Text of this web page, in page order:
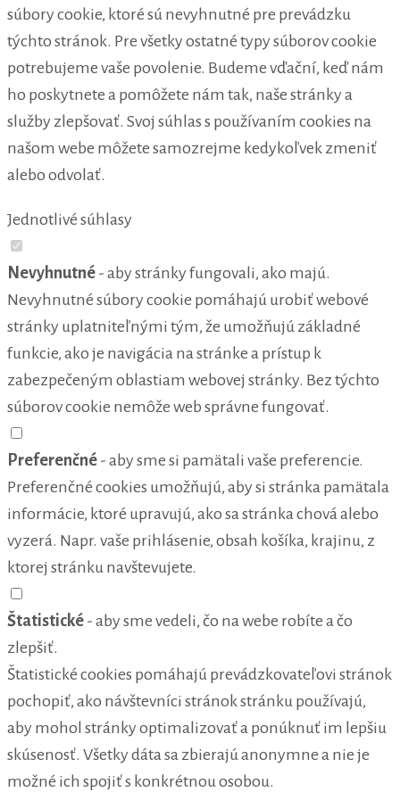
súbory cookie, ktoré sú nevyhnutné pre prevádzku
týchto stránok. Pre všetky ostatné typy súborov cookie
potrebujeme vaše povolenie. Budeme vďační, keď nám
ho poskytnete a pomôžete nám tak, naše stránky a
služby zlepšovať. Svoj súhlas s používaním cookies na
našom webe môžete samozrejme kedykoľvek zmeniť
alebo odvolať.
Jednotlivé súhlasy
Nevyhnutné - aby stránky fungovali, ako majú.
Nevyhnutné súbory cookie pomáhajú urobiť webové
stránky uplatniteľnými tým, že umožňujú základné
funkcie, ako je navigácia na stránke a prístup k
zabezpečeným oblastiam webovej stránky. Bez týchto
súborov cookie nemôže web správne fungovať.
Preferenčné - aby sme si pamätali vaše preferencie.
Preferenčné cookies umožňujú, aby si stránka pamätala
informácie, ktoré upravujú, ako sa stránka chová alebo
vyzerá. Napr. vaše prihlásenie, obsah košíka, krajinu, z
ktorej stránku navštevujete.
Štatistické - aby sme vedeli, čo na webe robíte a čo
zlepšiť.
Štatistické cookies pomáhajú prevádzkovateľovi stránok
pochopiť, ako návštevníci stránok stránku používajú,
aby mohol stránky optimalizovať a ponúknuť im lepšiu
skúsenosť. Všetky dáta sa zbierajú anonymne a nie je
možné ich spojiť s konkrétnou osobou.